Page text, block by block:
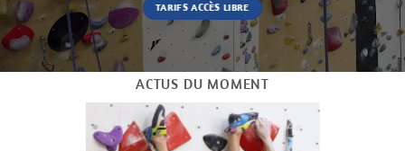
TARIFS ACCÈS LIBRE
ACTUS DU MOMENT